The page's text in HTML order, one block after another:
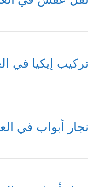
تركيب إيكيا في
نجار أبواب في